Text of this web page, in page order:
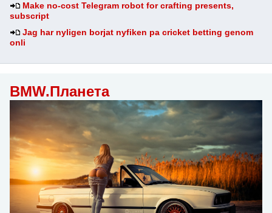
Make no-cost Telegram robot for crafting presents,
subscript
Jag har nyligen borjat nyfiken pa cricket betting genom
onli
BMW.Планета